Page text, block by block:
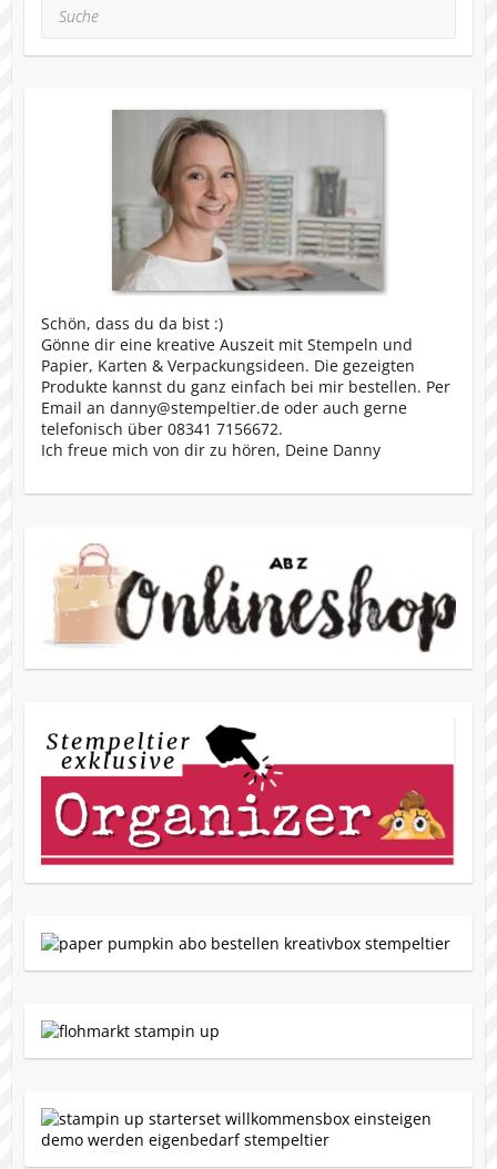
Schön, dass du da bist :)
Gönne dir eine kreative Auszeit mit Stempeln und
Papier, Karten & Verpackungsideen. Die gezeigten
Produkte kannst du ganz einfach bei mir bestellen. Per
Email an danny@stempeltier.de oder auch gerne
telefonisch über 08341 7156672.
Ich freue mich von dir zu hören, Deine Danny